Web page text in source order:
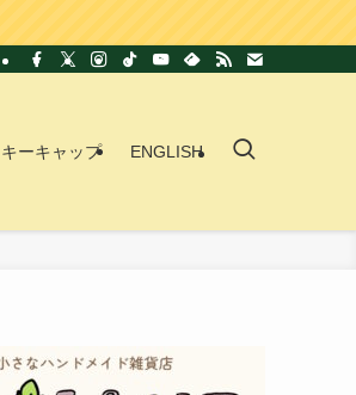
キーキャップ ENGLISH